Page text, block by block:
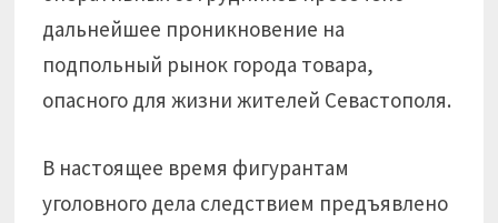
дальнейшее проникновение на
подпольный рынок города товара,
опасного для жизни жителей Севастополя.
В настоящее время фигурантам
уголовного дела следствием предъявлено